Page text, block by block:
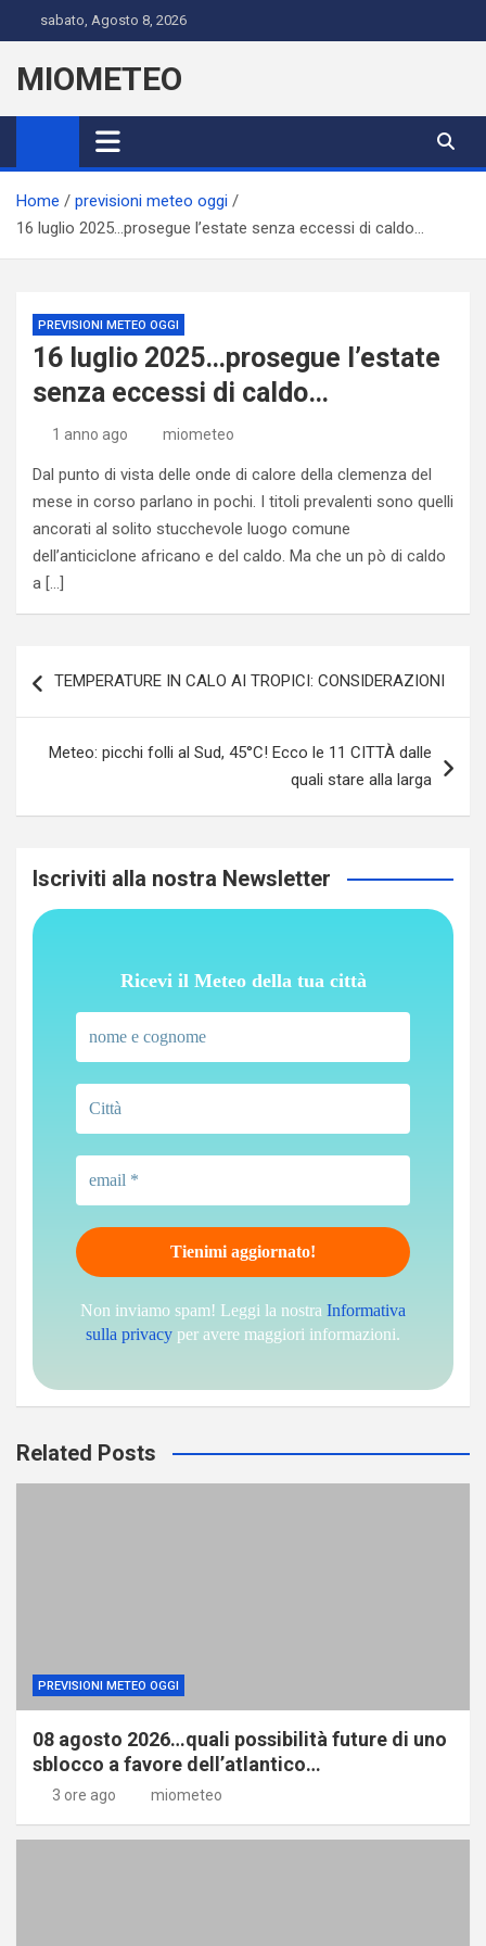
to
content
sabato, Agosto 8, 2026
MIOMETEO
Home
previsioni meteo oggi
16 luglio 2025…prosegue l’estate senza eccessi di caldo…
PREVISIONI METEO OGGI
16 luglio 2025…prosegue l’estate
senza eccessi di caldo…
1 anno ago miometeo
Dal punto di vista delle onde di calore della clemenza del
mese in corso parlano in pochi. I titoli prevalenti sono quelli
ancorati al solito stucchevole luogo comune
dell’anticiclone africano e del caldo. Ma che un pò di caldo
a […]
articoli
TEMPERATURE IN CALO AI TROPICI: CONSIDERAZIONI
Meteo: picchi folli al Sud, 45°C! Ecco le 11 CITTÀ dalle
quali stare alla larga
Iscriviti alla nostra Newsletter
Ricevi il Meteo della tua città
Non inviamo spam! Leggi la nostra Informativa
sulla privacy per avere maggiori informazioni.
Related Posts
PREVISIONI METEO OGGI
08 agosto 2026…quali possibilità future di uno
sblocco a favore dell’atlantico…
3 ore ago miometeo